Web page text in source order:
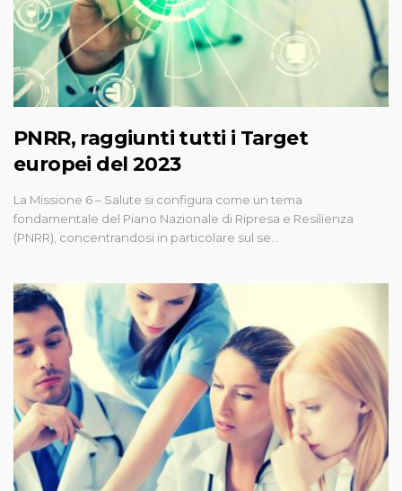
PNRR, raggiunti tutti i Target
europei del 2023
La Missione 6 – Salute si configura come un tema
fondamentale del Piano Nazionale di Ripresa e Resilienza
(PNRR), concentrandosi in particolare sul se…